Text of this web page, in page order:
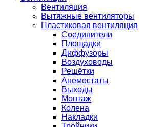
Вентиляция
Вытяжные вентиляторы
Пластиковая вентиляция
Соединители
Площадки
Диффузоры
Воздуховоды
Решётки
Анемостаты
Выходы
Монтаж
Колена
Накладки